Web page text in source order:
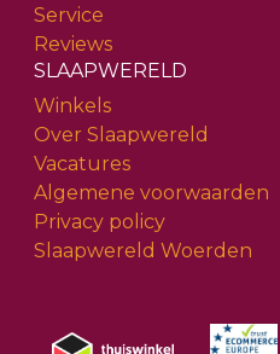
Service
Reviews
SLAAPWERELD
Winkels
Over Slaapwereld
Vacatures
Algemene voorwaarden
Privacy policy
Slaapwereld Woerden